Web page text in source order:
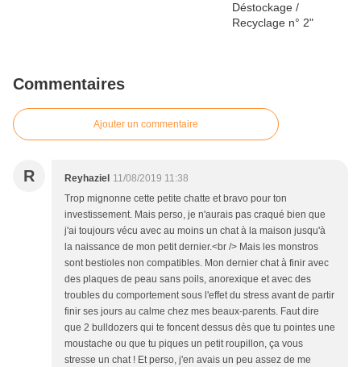
Commentaires
Ajouter un commentaire
R Reyhaziel 11/08/2019 11:38
Trop mignonne cette petite chatte et bravo pour ton
investissement. Mais perso, je n'aurais pas craqué bien que
j'ai toujours vécu avec au moins un chat à la maison jusqu'à
la naissance de mon petit dernier.<br /> Mais les monstros
sont bestioles non compatibles. Mon dernier chat à finir avec
des plaques de peau sans poils, anorexique et avec des
troubles du comportement sous l'effet du stress avant de partir
finir ses jours au calme chez mes beaux-parents. Faut dire
que 2 bulldozers qui te foncent dessus dès que tu pointes une
moustache ou que tu piques un petit roupillon, ça vous
stresse un chat ! Et perso, j'en avais un peu assez de me